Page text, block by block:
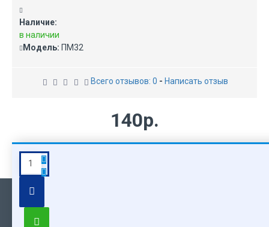
Наличие:
в наличии
Модель: ПМ32
Всего отзывов: 0 - Написать отзыв
140р.
Муфта